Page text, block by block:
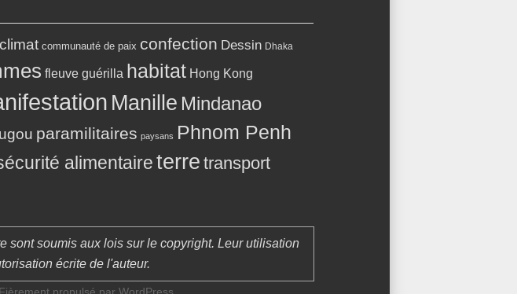
climat communauté de paix confection Dessin Dhaka
fleuve guérilla habitat Hong Kong
Manille Mindanao
paramilitaires paysans Phnom Penh
alimentaireterre transport
sont soumis aux lois sur le copyright. Leur utilisation
écrite de l'auteur.